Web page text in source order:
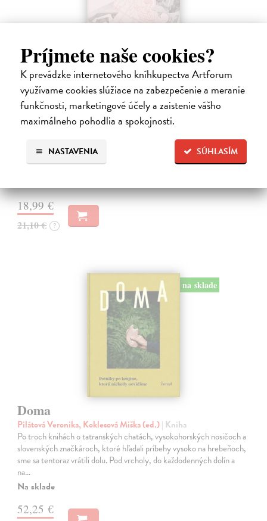
Príjmete naše cookies?
K prevádzke internetového kníhkupectva Artforum
využívame cookies slúžiace na zabezpečenie a meranie
funkčnosti, marketingové účely a zaistenie vášho
maximálneho pohodlia a spokojnosti.
SÚHLASÍM
NASTAVENIA
Obušky a chačapuri
Karlíková Eva| Kniha
Gruzie v přelomovém období 2024–2025, kdy se mladá demokracie
s proevropským směřováním proměnila ve stát ovládaný jednou
stranou. Autorka,…
18,99 €
21,10 € ?
na sklade
Doma
Pilátová Veronika, Koklesová Miška (ed.)| Kniha
Po troch knihách o tatranských chatách, vysokohorských nosičoch a
slovenských značkároch, ktoré hľadali príbehy vysoko na hrebeňoch,
sme sa tentoraz vrátili dolu. Pod vrcholy, do každodenných dolín a
na…
Na sklade
52,25 €